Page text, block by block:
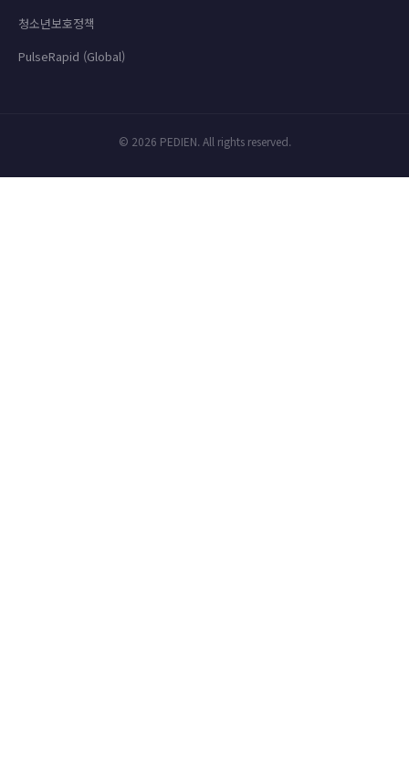
청소년보호정책
PulseRapid (Global)
© 2026 PEDIEN. All rights reserved.